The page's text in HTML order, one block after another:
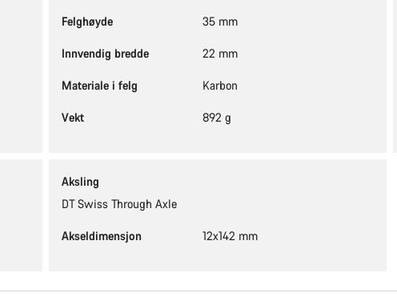
Felghøyde 35 mm
Innvendig bredde 22 mm
Materiale i felg Karbon
Vekt 892 g
Aksling
DT Swiss Through Axle
Akseldimensjon 12x142 mm